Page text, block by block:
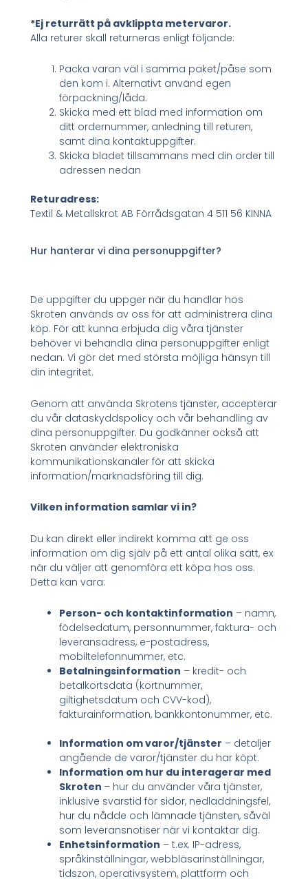
*Ej returrätt på avklippta metervaror.
Alla returer skall returneras enligt följande:
Packa varan väl i samma paket/påse som
den kom i. Alternativt använd egen
förpackning/låda.
Skicka med ett blad med information om
ditt ordernummer, anledning till returen,
samt dina kontaktuppgifter.
Skicka bladet tillsammans med din order till
adressen nedan
Returadress:
Textil & Metallskrot AB Förrådsgatan 4 511 56 KINNA
Hur hanterar vi dina personuppgifter?
De uppgifter du uppger när du handlar hos
Skroten används av oss för att administrera dina
köp. För att kunna erbjuda dig våra tjänster
behöver vi behandla dina personuppgifter enligt
nedan. Vi gör det med största möjliga hänsyn till
din integritet.
Genom att använda Skrotens tjänster, accepterar
du vår dataskyddspolicy och vår behandling av
dina personuppgifter. Du godkänner också att
Skroten använder elektroniska
kommunikationskanaler för att skicka
information/marknadsföring till dig.
Vilken information samlar vi in?
Du kan direkt eller indirekt komma att ge oss
information om dig själv på ett antal olika sätt, ex
när du väljer att genomföra ett köpa hos oss.
Detta kan vara:
Person- och kontaktinformation – namn,
födelsedatum, personnummer, faktura- och
leveransadress, e-postadress,
mobiltelefonnummer, etc.
Betalningsinformation – kredit- och
betalkortsdata (kortnummer,
giltighetsdatum och CVV-kod),
fakturainformation, bankkontonummer, etc.
Information om varor/tjänster – detaljer
angående de varor/tjänster du har köpt.
Information om hur du interagerar med
Skroten – hur du använder våra tjänster,
inklusive svarstid för sidor, nedladdningsfel,
hur du nådde och lämnade tjänsten, såväl
som leveransnotiser när vi kontaktar dig.
Enhetsinformation – t.ex. IP-adress,
språkinställningar, webbläsarinställningar,
tidszon, operativsystem, plattform och